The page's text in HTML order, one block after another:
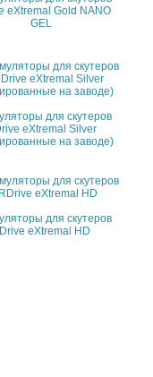
eXtremal Gold NANO
GEL
для скутеров
eXtremal Silver
на заводе)
для скутеров
eXtremal HD